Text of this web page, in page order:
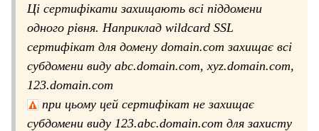
Ці сертифікати захищають всі піддомени
одного рівня. Наприклад wildcard SSL
сертифікат для домену domain.com захищає всі
субдомени виду abc.domain.com, xyz.domain.com,
123.domain.com
при цьому цей сертифікат не захищає
субдомени виду 123.abc.domain.com для захисту